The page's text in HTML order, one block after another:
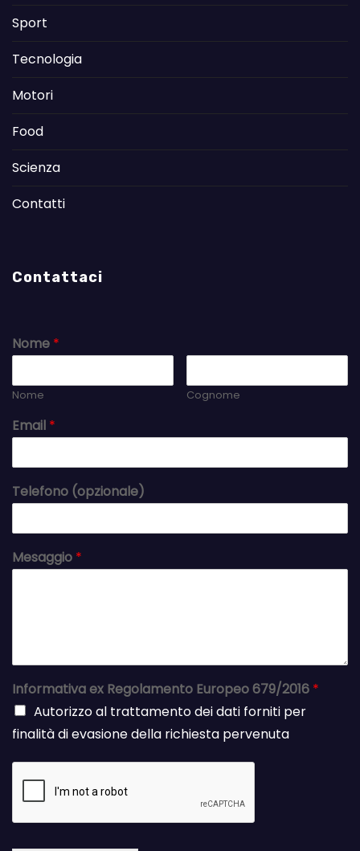
Sport
Tecnologia
Motori
Food
Scienza
Contatti
Contattaci
Nome *
Nome Cognome
Email *
Telefono (opzionale)
Mesaggio *
Informativa ex Regolamento Europeo 679/2016 *
Autorizzo al trattamento dei dati forniti per
finalità di evasione della richiesta pervenuta